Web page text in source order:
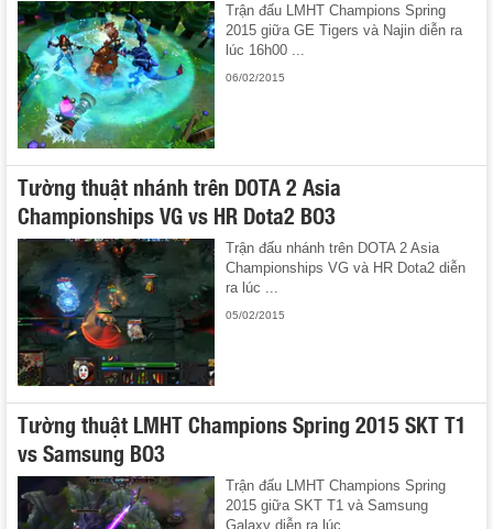
Trận đấu LMHT Champions Spring
2015 giữa GE Tigers và Najin diễn ra
lúc 16h00 ...
06/02/2015
Tường thuật nhánh trên DOTA 2 Asia
Championships VG vs HR Dota2 BO3
Trận đấu nhánh trên DOTA 2 Asia
Championships VG và HR Dota2 diễn
ra lúc ...
05/02/2015
Tường thuật LMHT Champions Spring 2015 SKT T1
vs Samsung BO3
Trận đấu LMHT Champions Spring
2015 giữa SKT T1 và Samsung
Galaxy diễn ra lúc ...